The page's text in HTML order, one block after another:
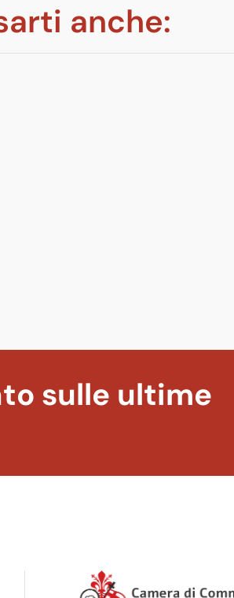
anche:
sulle ultime